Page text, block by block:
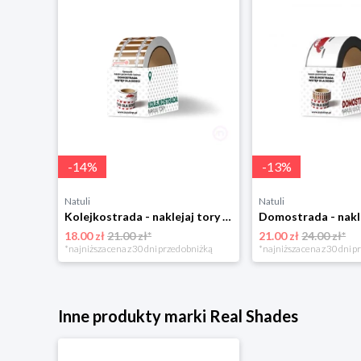
-14%
Natuli
Kolejkostrada - naklejaj tory Zuzutoys
18.00 zł21.00 zł*
*najniższa cena z 30 dni przed obniżką
-13%
Natuli
21.00 zł24.00 zł*
*najniższa cena z 30 dni
Inne produkty marki Real Shades